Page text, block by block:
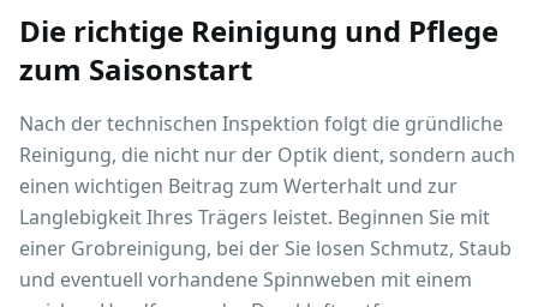
Die richtige Reinigung und Pflege
zum Saisonstart
Nach der technischen Inspektion folgt die gründliche
Reinigung, die nicht nur der Optik dient, sondern auch
einen wichtigen Beitrag zum Werterhalt und zur
Langlebigkeit Ihres Trägers leistet. Beginnen Sie mit
einer Grobreinigung, bei der Sie losen Schmutz, Staub
und eventuell vorhandene Spinnweben mit einem